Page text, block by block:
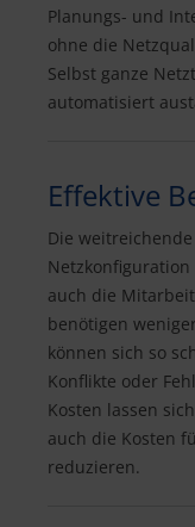
Planungs- und
ohne die
Selbst ganze
automatisiert
Effektive
Die
auch die
benötigen
können sich so
Konflikte oder
Kosten lassen
auch die Kosten
reduzieren.